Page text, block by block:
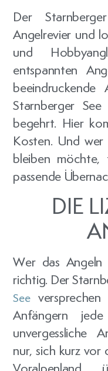
Der
Angelrevier und
und
entspannten
beeindruckende
Starnberger
begehrt. Hier
Kosten. Und wer
bleiben
passende
DIE
Wer das
richtig. Der
Seeversprechen
Anfängern
unvergessliche
nur, sich kurz vor